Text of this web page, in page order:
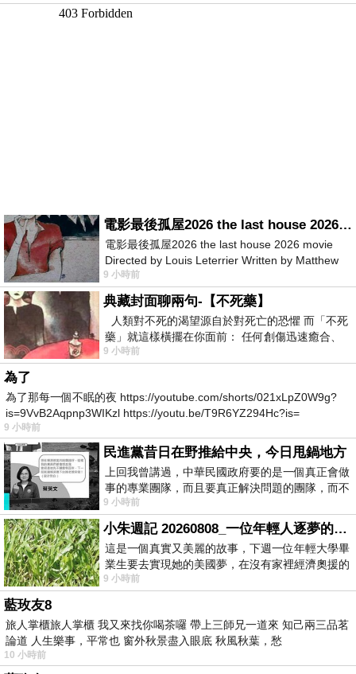
電影最後孤屋2026 the last house 2026 movie
電影最後孤屋2026 the last house 2026 movie
Directed by Louis Leterrier Written by Matthew
Robinson Starring Greta Lee Wa
9 小時前
典藏封面聊兩句-【不死藥】
人類對不死的渴望源自於對死亡的恐懼 而「不死
藥」就這樣橫擺在你面前： 任何創傷迅速癒合、
停止衰老、痛覺消失…堪
9 小時前
為了
為了那每一個不眠的夜 https://youtube.com/shorts/021xLpZ0W9g?
is=9VvB2Aqpnp3WIKzl https://youtu.be/T9R6YZ294Hc?is=
9 小時前
民進黨昔日在野推給中央，今日甩鍋地方
上回我曾講過，中華民國政府要的是一個真正會做
事的專業團隊，而且要真正解決問題的團隊，而不
是只會到處甩鍋的雙標團隊，最近民進黨
9 小時前
小朱週記 20260808_一位年輕人逐夢的真實故事
這是一個真實又美麗的故事，下週一位年輕大學畢
業生要去實現她的美國夢，在沒有家裡經濟奧援的
情況下，靠著自我努力工作累積出國基
9 小時前
藍玫友8
旅人掌櫃旅人掌櫃 我又來找你喝茶囉 帶上三師兄一道來 知己兩三品茗
論道 人生樂事，平常也 窗外秋景盡入眼底 秋風秋葉，愁
10 小時前